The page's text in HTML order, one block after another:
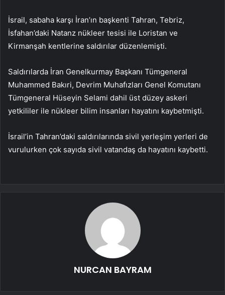
İsrail, sabaha karşı İran’ın başkenti Tahran, Tebriz,
İsfahan’daki Natanz nükleer tesisi ile Loristan ve
Kirmanşah kentlerine saldırılar düzenlemişti.
Saldırılarda İran Genelkurmay Başkanı Tümgeneral
Muhammed Bakıri, Devrim Muhafızları Genel Komutanı
Tümgeneral Hüseyin Selami dahil üst düzey askeri
yetkililer ile nükleer bilim insanları hayatını kaybetmişti.
İsrail’in Tahran’daki saldırılarında sivil yerleşim yerleri de
vurulurken çok sayıda sivil vatandaş da hayatını kaybetti.
NURCAN BAYRAM